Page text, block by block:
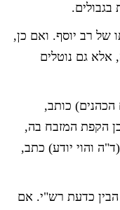
של רב יוסף. ואם כן,
אלא גם נוטלים
הכהנים) כותב,
הקפת המזבח בה,
והוי יודע) כתב,
כדעת רש"י. אם